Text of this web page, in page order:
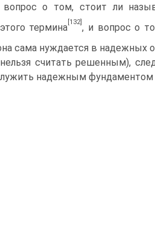
вопрос о том, стоит ли
термина
[132]
, и вопрос о
сама нуждается в надежных
считать решенным),
надежным фундаментом